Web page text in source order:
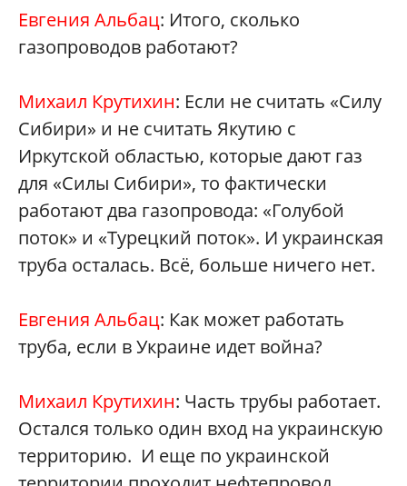
Евгения Альбац: Итого, сколько
газопроводов работают?
Михаил Крутихин: Если не считать «Силу
Сибири» и не считать Якутию с
Иркутской областью, которые дают газ
для «Силы Сибири», то фактически
работают два газопровода: «Голубой
поток» и «Турецкий поток». И украинская
труба осталась. Всё, больше ничего нет.
Евгения Альбац: Как может работать
труба, если в Украине идет война?
Михаил Крутихин: Часть трубы работает.
Остался только один вход на украинскую
территорию. И еще по украинской